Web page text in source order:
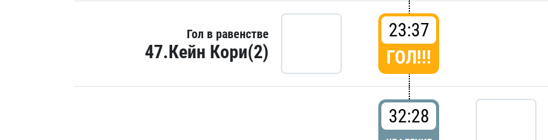
Гол в равенстве
47.Кейн Кори(2)
23:37
ГОЛ!!!
32:28